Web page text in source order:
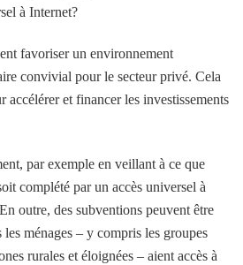
à Internet?
favoriser un environnement
convivial pour le secteur privé. Cela
accélérer et financer les investissements
par exemple en veillant à ce que
complété par un accès universel à
outre, des subventions peuvent être
les ménages – y compris les groupes
rurales et éloignées – aient accès à